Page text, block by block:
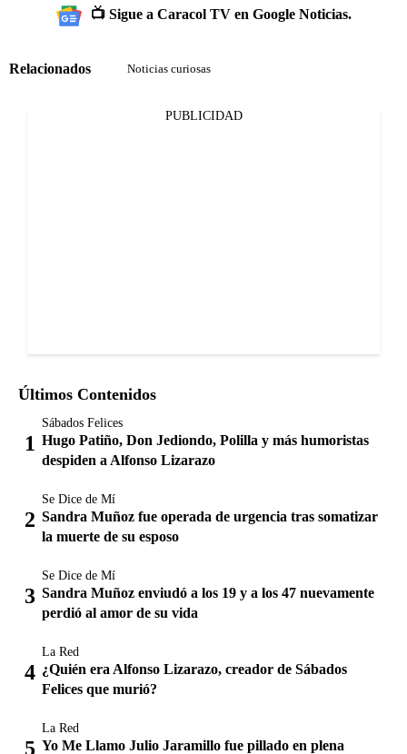
📺 Sigue a Caracol TV en Google Noticias.
Relacionados Noticias curiosas
PUBLICIDAD
Últimos Contenidos
Sábados Felices
Hugo Patiño, Don Jediondo, Polilla y más humoristas
despiden a Alfonso Lizarazo
Se Dice de Mí
Sandra Muñoz fue operada de urgencia tras somatizar
la muerte de su esposo
Se Dice de Mí
Sandra Muñoz enviudó a los 19 y a los 47 nuevamente
perdió al amor de su vida
La Red
¿Quién era Alfonso Lizarazo, creador de Sábados
Felices que murió?
La Red
Yo Me Llamo Julio Jaramillo fue pillado en plena